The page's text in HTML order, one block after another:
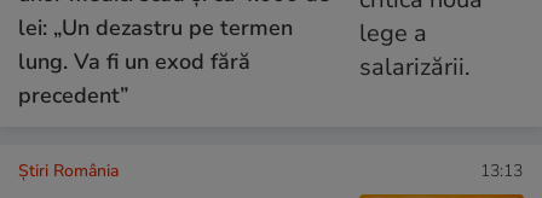
lei: „Un dezastru pe termen
lung. Va fi un exod fără
precedent”
Știri România 13:13